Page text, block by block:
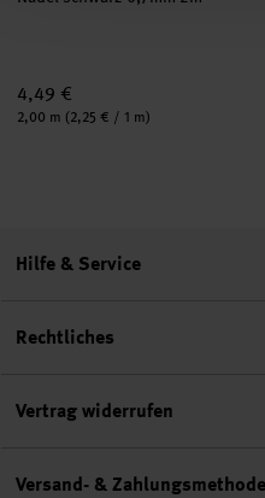
4,49 €
Inhalt:
2,00 m (2,25 € / 1 m)
Hilfe & Service
Rechtliches
Vertrag widerrufen
Versand- &